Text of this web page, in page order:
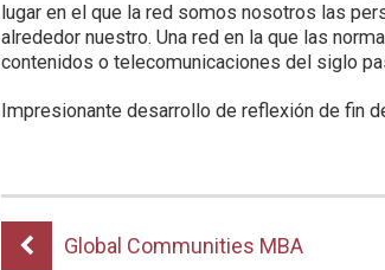
lugar en el que la red somos nosotros las
alrededor nuestro. Una red en la que las
contenidos o telecomunicaciones del siglo
Impresionante desarrollo de reflexión de fin
Global Communities MBA